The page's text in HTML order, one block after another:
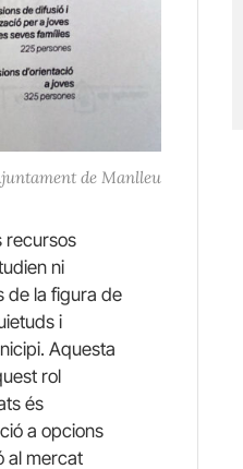
de Manlleu
recursos
ni
de la figura de
i
Aquesta
rol
és
a opcions
al mercat